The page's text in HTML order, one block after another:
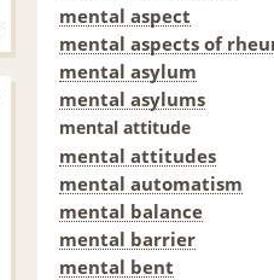
mental aspect
mental aspects of
mental asylum
mental asylums
mental attitude
mental attitudes
mental automatism
mental balance
mental barrier
mental bent